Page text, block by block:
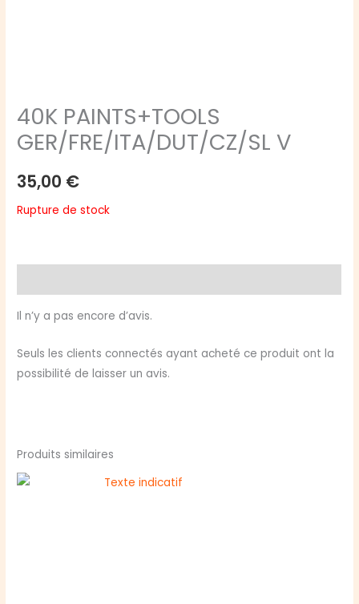
40K PAINTS+TOOLS
GER/FRE/ITA/DUT/CZ/SL V
35,00 €
Rupture de stock
Il n’y a pas encore d’avis.
Seuls les clients connectés ayant acheté ce produit ont la
possibilité de laisser un avis.
Produits similaires